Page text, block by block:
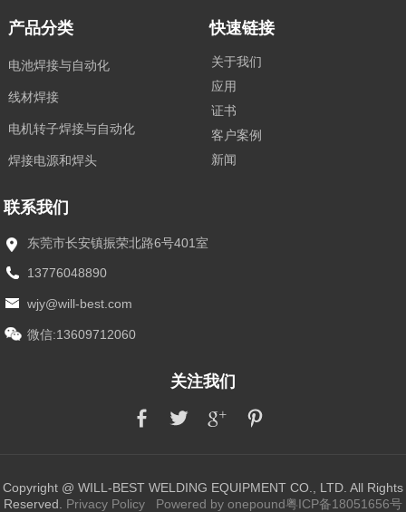
产品分类
电池焊接与自动化
线材焊接
电机转子焊接与自动化
焊接电源和焊头
快速链接
关于我们
应用
证书
客户案例
新闻
联系我们
东莞市长安镇振荣北路6号401室
13776048890
wjy@will-best.com
微信:13609712060
关注我们
Copyright @ WILL-BEST WELDING EQUIPMENT CO., LTD. All Rights
Reserved.
Privacy Policy Powered by onepound 粤ICP备18051656号